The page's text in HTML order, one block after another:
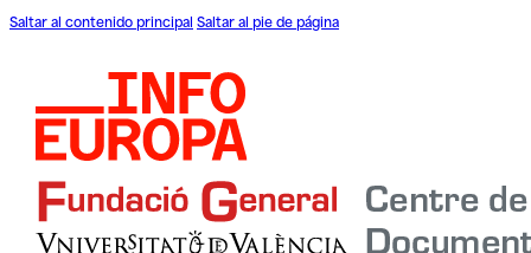
Saltar al contenido principal Saltar al pie de página